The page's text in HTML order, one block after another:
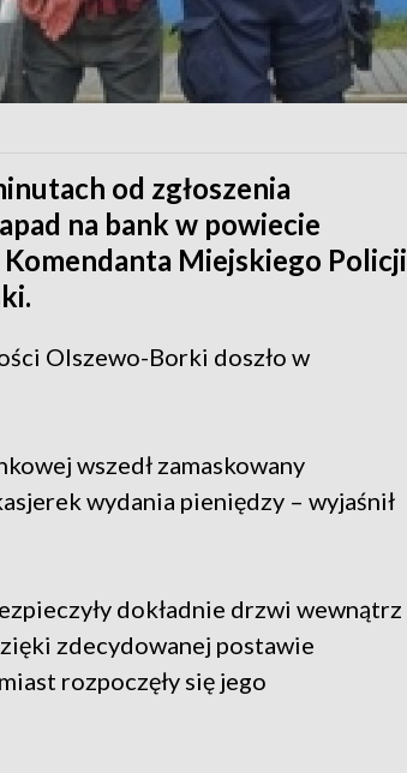
od zgłoszenia
na bank w powiecie
Miejskiego Policji
Olszewo-Borki doszło w
wszedł zamaskowany
wydania pieniędzy – wyjaśnił
dokładnie drzwi wewnątrz
zdecydowanej postawie
rozpoczęły się jego